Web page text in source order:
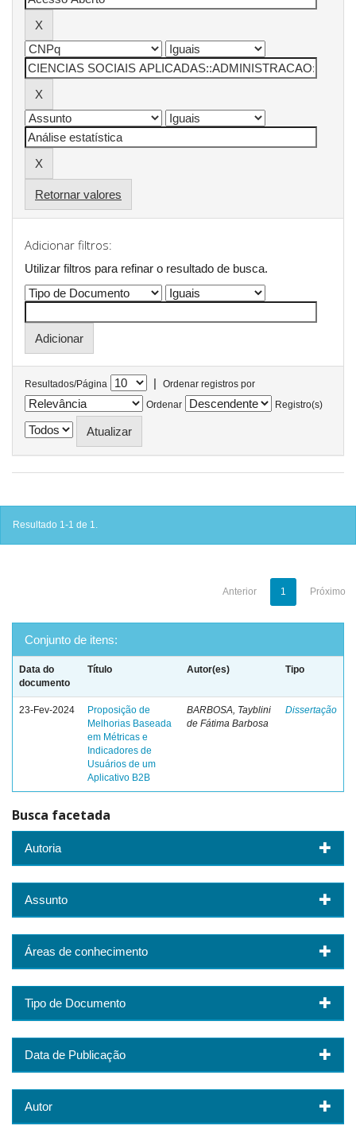
Retornar valores
Adicionar filtros:
Utilizar filtros para refinar o resultado de busca.
Resultados/Página |
Ordenar registros por
Ordenar
Registro(s)
Resultado 1-1 de 1.
Anterior 1 Próximo
Conjunto de itens:
Data do
documento
Título Autor(es) Tipo
23-Fev-2024
Proposição de
Melhorias Baseada
em Métricas e
Indicadores de
Usuários de um
Aplicativo B2B
BARBOSA, Tayblini
de Fátima Barbosa
Dissertação
Busca facetada
Autoria
Assunto
Áreas de conhecimento
Tipo de Documento
Data de Publicação
Autor